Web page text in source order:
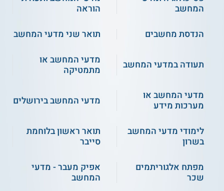
המחשב
הוראה
הנדסת מחשבים
תואר שני מדעי המחשב
תעודה במדעי המחשב
מדעי המחשב או
מתמטיקה
מדעי המחשב או
מערכות מידע
מדעי המחשב בירושלים
לימודי מדעי המחשב
בשרון
תואר ראשון בלוחמת
סייבר
מפתח אלגוריתמים
שכר
אפיק מעבר - מדעי
המחשב